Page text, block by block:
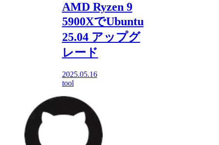
AMD Ryzen 9
5900XでUbuntu
25.04 アップグ
レード
2025.05.16
tool